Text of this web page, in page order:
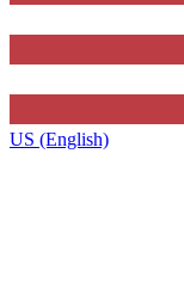
US (English)